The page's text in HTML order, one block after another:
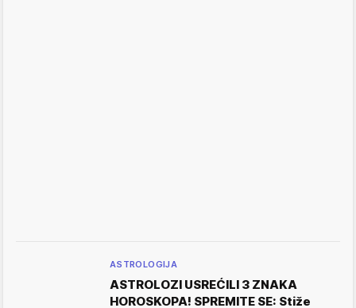
ASTROLOGIJA
ASTROLOZI USREĆILI 3 ZNAKA
HOROSKOPA! SPREMITE SE: Stiže